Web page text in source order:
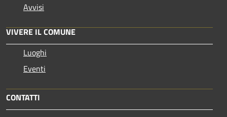
Avvisi
VIVERE IL COMUNE
Luoghi
Eventi
CONTATTI